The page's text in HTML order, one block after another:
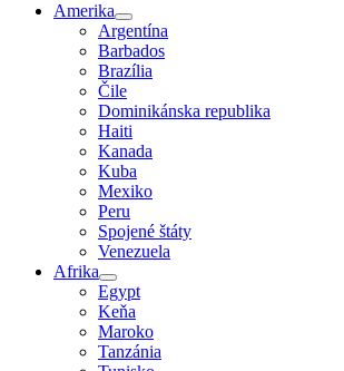
Amerika
Argentína
Barbados
Brazília
Čile
Dominikánska republika
Haiti
Kanada
Kuba
Mexiko
Peru
Spojené štáty
Venezuela
Afrika
Egypt
Keňa
Maroko
Tanzánia